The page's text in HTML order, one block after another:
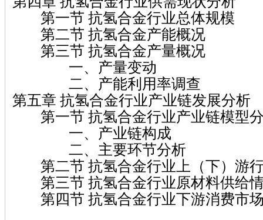
第一节 抗氢合金行业总体规模
第二节 抗氢合金产能概况
第三节 抗氢合金产量概况
一、产量变动
二、产能利用率调查
第五章 抗氢合金行业产业链发展分析
第一节 抗氢合金行业产业链模型
一、产业链构成
二、主要环节分析
第二节 抗氢合金行业上（下）游
第三节 抗氢合金行业原材料供给
第四节 抗氢合金行业下游消费市